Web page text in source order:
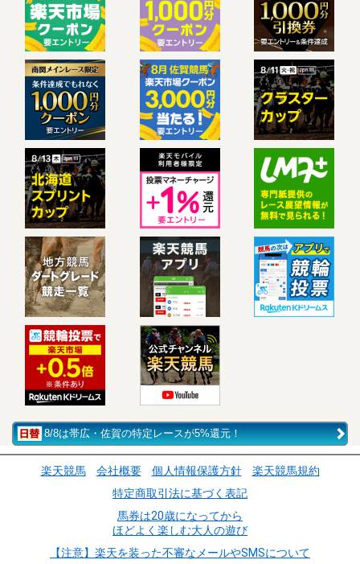
8/8は帯広・佐賀の特定レースが5%還元！
楽天競馬 会社概要 個人情報保護方針
楽天競馬規約
特定商取引法に基づく表記
馬券は20歳になってから
ほどよく楽しむ大人の遊び
【注意】楽天を装った不審なメールやSMSについて